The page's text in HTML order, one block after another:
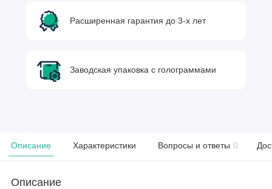
Расширенная гарантия до 3-х лет
Заводская упаковка с голограммами
Описание Характеристики Вопросы и ответы 0
Описание